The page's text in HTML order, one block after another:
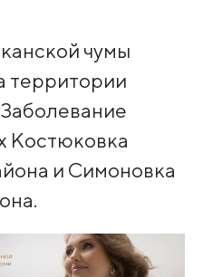
чумы
территории
Костюковка
и Симоновка